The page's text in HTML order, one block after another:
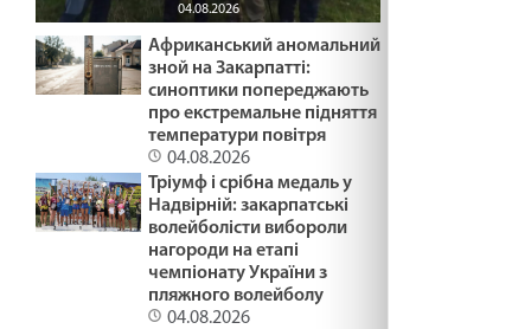
БАЧИТИ ДОБРО /1495/ Майтеся файно
06.02.2025
ВІДВОЛІКАННЯ І БАЙДУЖІСТЬ /1444/ Майтеся
05.02.2025
ТРИ АГРЕГАТНІ СТАНИ /1493/ Майтеся файно
04.08.2026
Африканський аномальний
зной на Закарпатті:
синоптики попереджають
про екстремальне підняття
температури повітря
04.08.2026
Тріумф і срібна медаль у
Надвірній: закарпатські
волейболісти вибороли
нагороди на етапі
чемпіонату України з
пляжного волейболу
04.08.2026